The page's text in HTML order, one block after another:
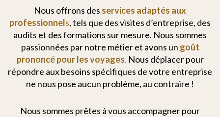
Nous offrons des services adaptés aux
professionnels, tels que des visites d’entreprise, des
audits et des formations sur mesure. Nous sommes
passionnées par notre métier et avons un goût
prononcé pour les voyages. Nous déplacer pour
répondre aux besoins spécifiques de votre entreprise
ne nous pose aucun problème, au contraire !
Nous sommes prêtes à vous accompagner pour